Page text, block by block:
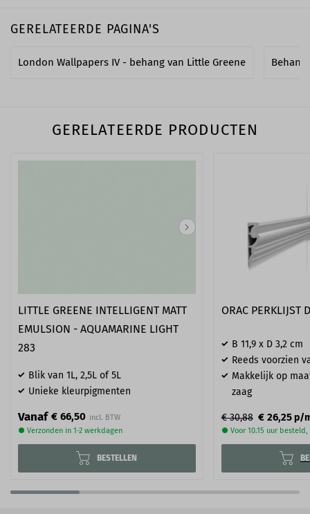
GERELATEERDE PAGINA'S
London Wallpapers IV - behang van Little Greene
GERELATEERDE PRODUCTEN
LITTLE GREENE INTELLIGENT MATT
EMULSION - AQUAMARINE LIGHT
283
Blik van 1L, 2,5L of 5L
Unieke kleurpigmenten
Vanaf € 66,50
● Verzonden in 1-2 werkdagen
BESTELLEN
ORAC PERKLIJST
B 11,9 x D 3,2 cm
Reeds voorzien
Makkelijk op
zaag
€ 30,88 € 26,25p/
● Voor 10.15 uur